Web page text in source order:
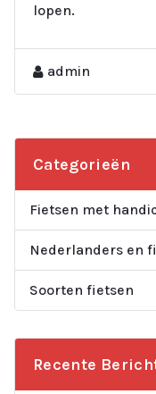
lopen.
admin
Categorieën
Fietsen met
Nederlanders en
Soorten fietsen
Recente